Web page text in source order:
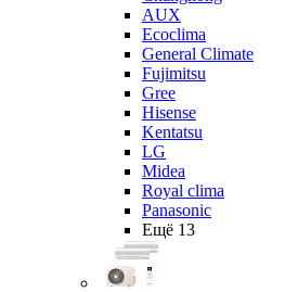
AUX
Ecoclima
General Climate
Fujimitsu
Gree
Hisense
Kentatsu
LG
Midea
Royal clima
Panasonic
Ещё 13